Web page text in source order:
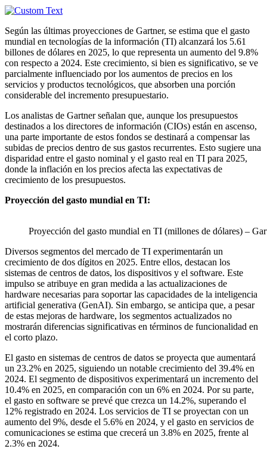
Según las últimas proyecciones de Gartner, se estima que el gasto
mundial en tecnologías de la información (TI) alcanzará los 5.61
billones de dólares en 2025, lo que representa un aumento del 9.8%
con respecto a 2024. Este crecimiento, si bien es significativo, se ve
parcialmente influenciado por los aumentos de precios en los
servicios y productos tecnológicos, que absorben una porción
considerable del incremento presupuestario.
Los analistas de Gartner señalan que, aunque los presupuestos
destinados a los directores de información (CIOs) están en ascenso,
una parte importante de estos fondos se destinará a compensar las
subidas de precios dentro de sus gastos recurrentes. Esto sugiere una
disparidad entre el gasto nominal y el gasto real en TI para 2025,
donde la inflación en los precios afecta las expectativas de
crecimiento de los presupuestos.
Proyección del gasto mundial en TI:
Proyección del gasto mundial en TI (millones de dólares) –
Diversos segmentos del mercado de TI experimentarán un
crecimiento de dos dígitos en 2025. Entre ellos, destacan los
sistemas de centros de datos, los dispositivos y el software. Este
impulso se atribuye en gran medida a las actualizaciones de
hardware necesarias para soportar las capacidades de la inteligencia
artificial generativa (GenAI). Sin embargo, se anticipa que, a pesar
de estas mejoras de hardware, los segmentos actualizados no
mostrarán diferencias significativas en términos de funcionalidad en
el corto plazo.
El gasto en sistemas de centros de datos se proyecta que aumentará
un 23.2% en 2025, siguiendo un notable crecimiento del 39.4% en
2024. El segmento de dispositivos experimentará un incremento del
10.4% en 2025, en comparación con un 6% en 2024. Por su parte,
el gasto en software se prevé que crezca un 14.2%, superando el
12% registrado en 2024. Los servicios de TI se proyectan con un
aumento del 9%, desde el 5.6% en 2024, y el gasto en servicios de
comunicaciones se estima que crecerá un 3.8% en 2025, frente al
2.3% en 2024.